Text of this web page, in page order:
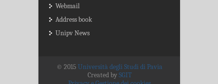
Webmail
Address book
Unipv News
© 2015Università degli Studi di Pavia
Created bySGIT